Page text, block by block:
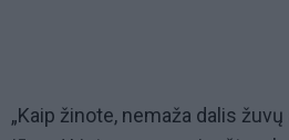
„Kaip žinote, nemaža dalis